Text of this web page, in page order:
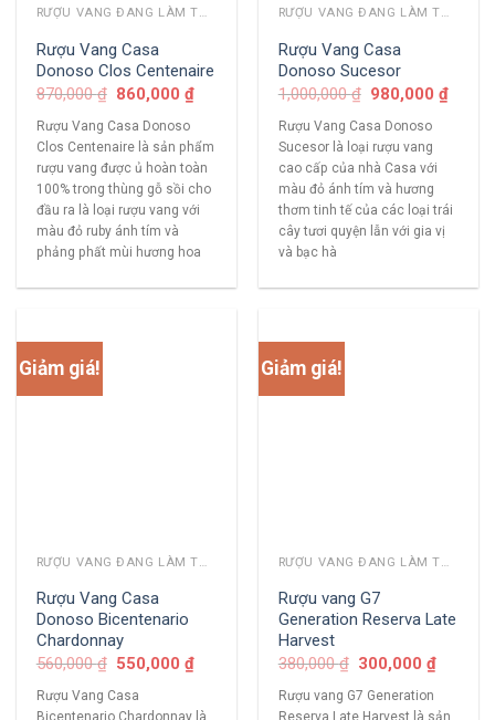
RƯỢU VANG ĐANG LÀM THỊ TRƯỜNG
Rượu Vang Casa
Donoso Clos Centenaire
870,000₫ 860,000₫
Rượu Vang Casa Donoso
Clos Centenaire là sản phẩm
rượu vang được ủ hoàn toàn
100% trong thùng gỗ sồi cho
đầu ra là loại rượu vang với
màu đỏ ruby ánh tím và
phảng phất mùi hương hoa
RƯỢU VANG ĐANG LÀM THỊ TRƯỜNG
Rượu Vang Casa
Donoso Sucesor
1,000,000₫ 980,000₫
Rượu Vang Casa Donoso
Sucesor là loại rượu vang
cao cấp của nhà Casa với
màu đỏ ánh tím và hương
thơm tinh tế của các loại trái
cây tươi quyện lẫn với gia vị
và bạc hà
Giảm giá!
Rượu Vang Casa
Donoso Bicentenario
Chardonnay
560,000₫ 550,000₫
Rượu Vang Casa
Bicentenario Chardonnay là
Giảm giá!
Rượu vang G7
Generation Reserva Late
Harvest
380,000₫ 300,000₫
Rượu vang G7 Generation
Reserva Late Harvest là sản